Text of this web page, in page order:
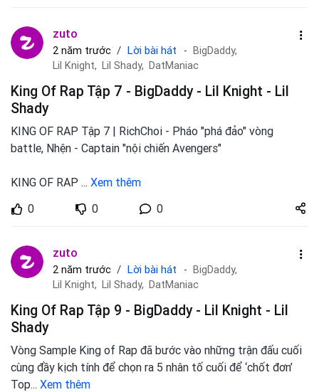
zuto
2 năm trước Lời bài hát
BigDaddy,
Lil Knight, Lil Shady, DatManiac
King Of Rap Tập 7 - BigDaddy - Lil Knight - Lil
Shady
KING OF RAP Tập 7 | RichChoi - Pháo "phá đảo" vòng
battle, Nhện - Captain "nội chiến Avengers"
KING OF RAP ... Xem thêm
0
0 0
Share
zuto.vn
zuto
2 năm trước Lời bài hát
BigDaddy,
Lil Knight, Lil Shady, DatManiac
King Of Rap Tập 9 - BigDaddy - Lil Knight - Lil
Shady
Vòng Sample King of Rap đã bước vào những trận đấu cuối
cùng đầy kịch tính để chọn ra 5 nhân tố cuối để ‘chốt đơn’
Top... Xem thêm